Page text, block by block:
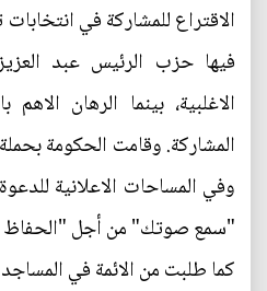
الاقتراع للمشاركة في
فيها حزب الرئيس عبد
الاغلبية، بينما الرهان
المشاركة. وقامت الحكومة
وفي المساحات الاعلانية
"سمع صوتك" من أجل "الحفاظ
كما طلبت من الائمة في